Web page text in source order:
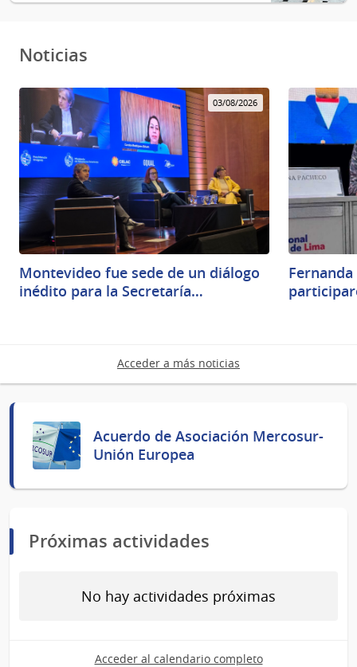
Noticias
03/08/2026
Montevideo fue sede de un diálogo
inédito para la Secretaría…
Acceder a más noticias
Acuerdo de Asociación Mercosur-
Unión Europea
Próximas actividades
No hay actividades próximas
Acceder al calendario completo